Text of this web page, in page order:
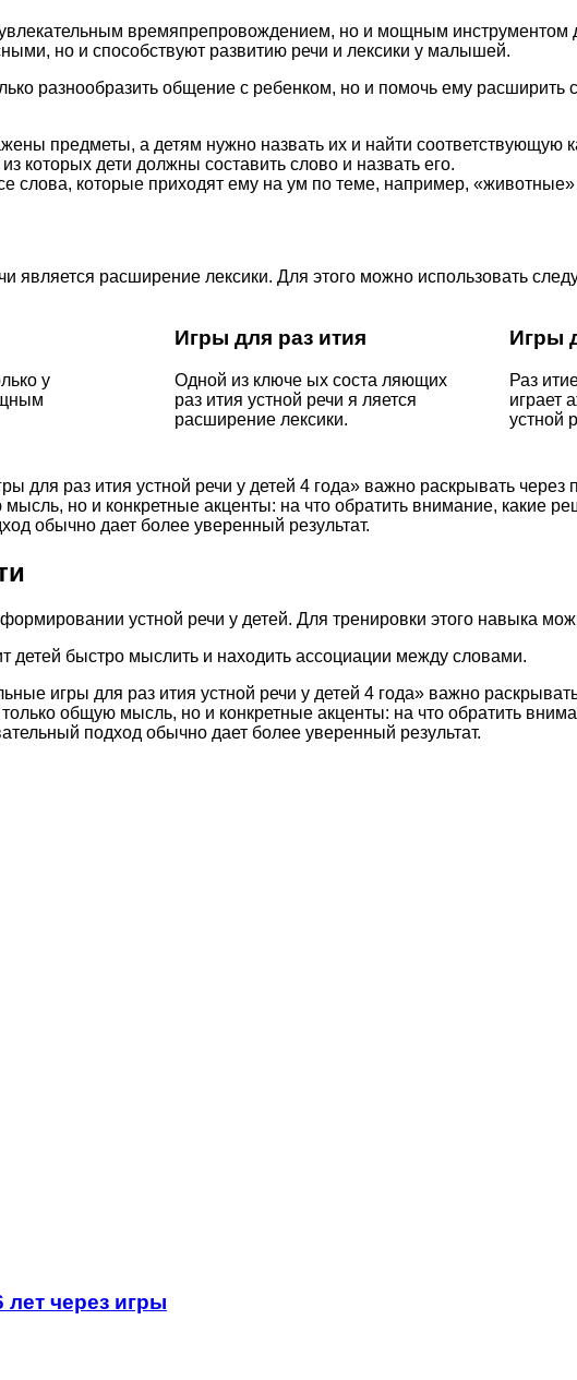
увлекательным времяпрепровождением, но и мощным инструментом
но и способствуют развитию речи и лексики у малышей.
разнообразить общение с ребенком, но и помочь ему расширить
предметы, а детям нужно назвать их и найти соответствующую
которых дети должны составить слово и назвать его.
слова, которые приходят ему на ум по теме, например,
является расширение лексики. Для этого можно использовать
у
Игры для раз ития
Одной из ключе ых соста ляющих
раз ития устной речи я ляется
расширение лексики.
Игры
Раз
играет
устной
для раз ития устной речи у детей 4 года» важно раскрывать через
но и конкретные акценты: на что обратить внимание, какие
обычно дает более уверенный результат.
устной речи у детей. Для тренировки этого навыка
детей быстро мыслить и находить ассоциации между словами.
игры для раз ития устной речи у детей 4 года» важно
общую мысль, но и конкретные акценты: на что обратить
подход обычно дает более уверенный результат.
через игры